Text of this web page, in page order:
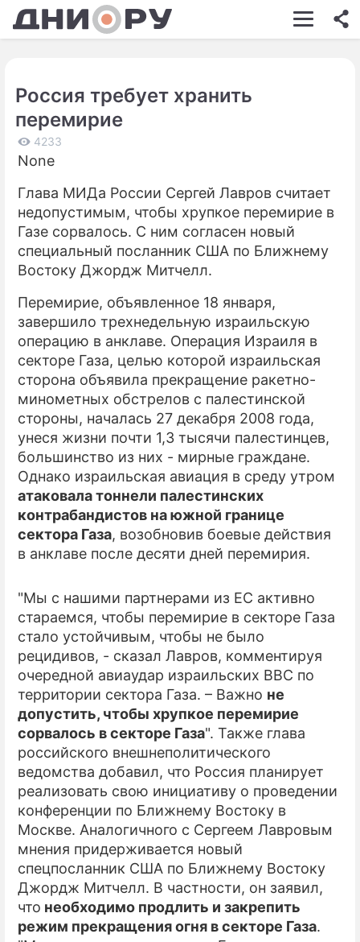
ШОУ-БИЗНЕС
КИНО
ЭКОНОМИКА
ПРОИСШЕСТВИЯ
СЕРИАЛЫ
ИГРЫ
ПРЕСС-РЕЛИЗЫ
О ПРОЕКТЕ
Россия требует хранить
перемирие
4233
None
Глава МИДа России Сергей Лавров считает
недопустимым, чтобы хрупкое перемирие в
Газе сорвалось. С ним согласен новый
специальный посланник США по Ближнему
Востоку Джордж Митчелл.
Перемирие, объявленное 18 января,
завершило трехнедельную израильскую
операцию в анклаве. Операция Израиля в
секторе Газа, целью которой израильская
сторона объявила прекращение ракетно-
минометных обстрелов с палестинской
стороны, началась 27 декабря 2008 года,
унеся жизни почти 1,3 тысячи палестинцев,
большинство из них - мирные граждане.
Однако израильская авиация в среду утром
атаковала тоннели палестинских
контрабандистов на южной границе
сектора Газа, возобновив боевые действия
в анклаве после десяти дней перемирия.
"Мы с нашими партнерами из ЕС активно
стараемся, чтобы перемирие в секторе Газа
стало устойчивым, чтобы не было
рецидивов, - сказал Лавров, комментируя
очередной авиаудар израильских ВВС по
территории сектора Газа. – Важно не
допустить, чтобы хрупкое перемирие
сорвалось в секторе Газа". Также глава
российского внешнеполитического
ведомства добавил, что Россия планирует
реализовать свою инициативу о проведении
конференции по Ближнему Востоку в
Москве. Аналогичного с Сергеем Лавровым
мнения придерживается новый
спецпосланник США по Ближнему Востоку
Джордж Митчелл. В частности, он заявил,
что необходимо продлить и закрепить
режим прекращения огня в секторе Газа.